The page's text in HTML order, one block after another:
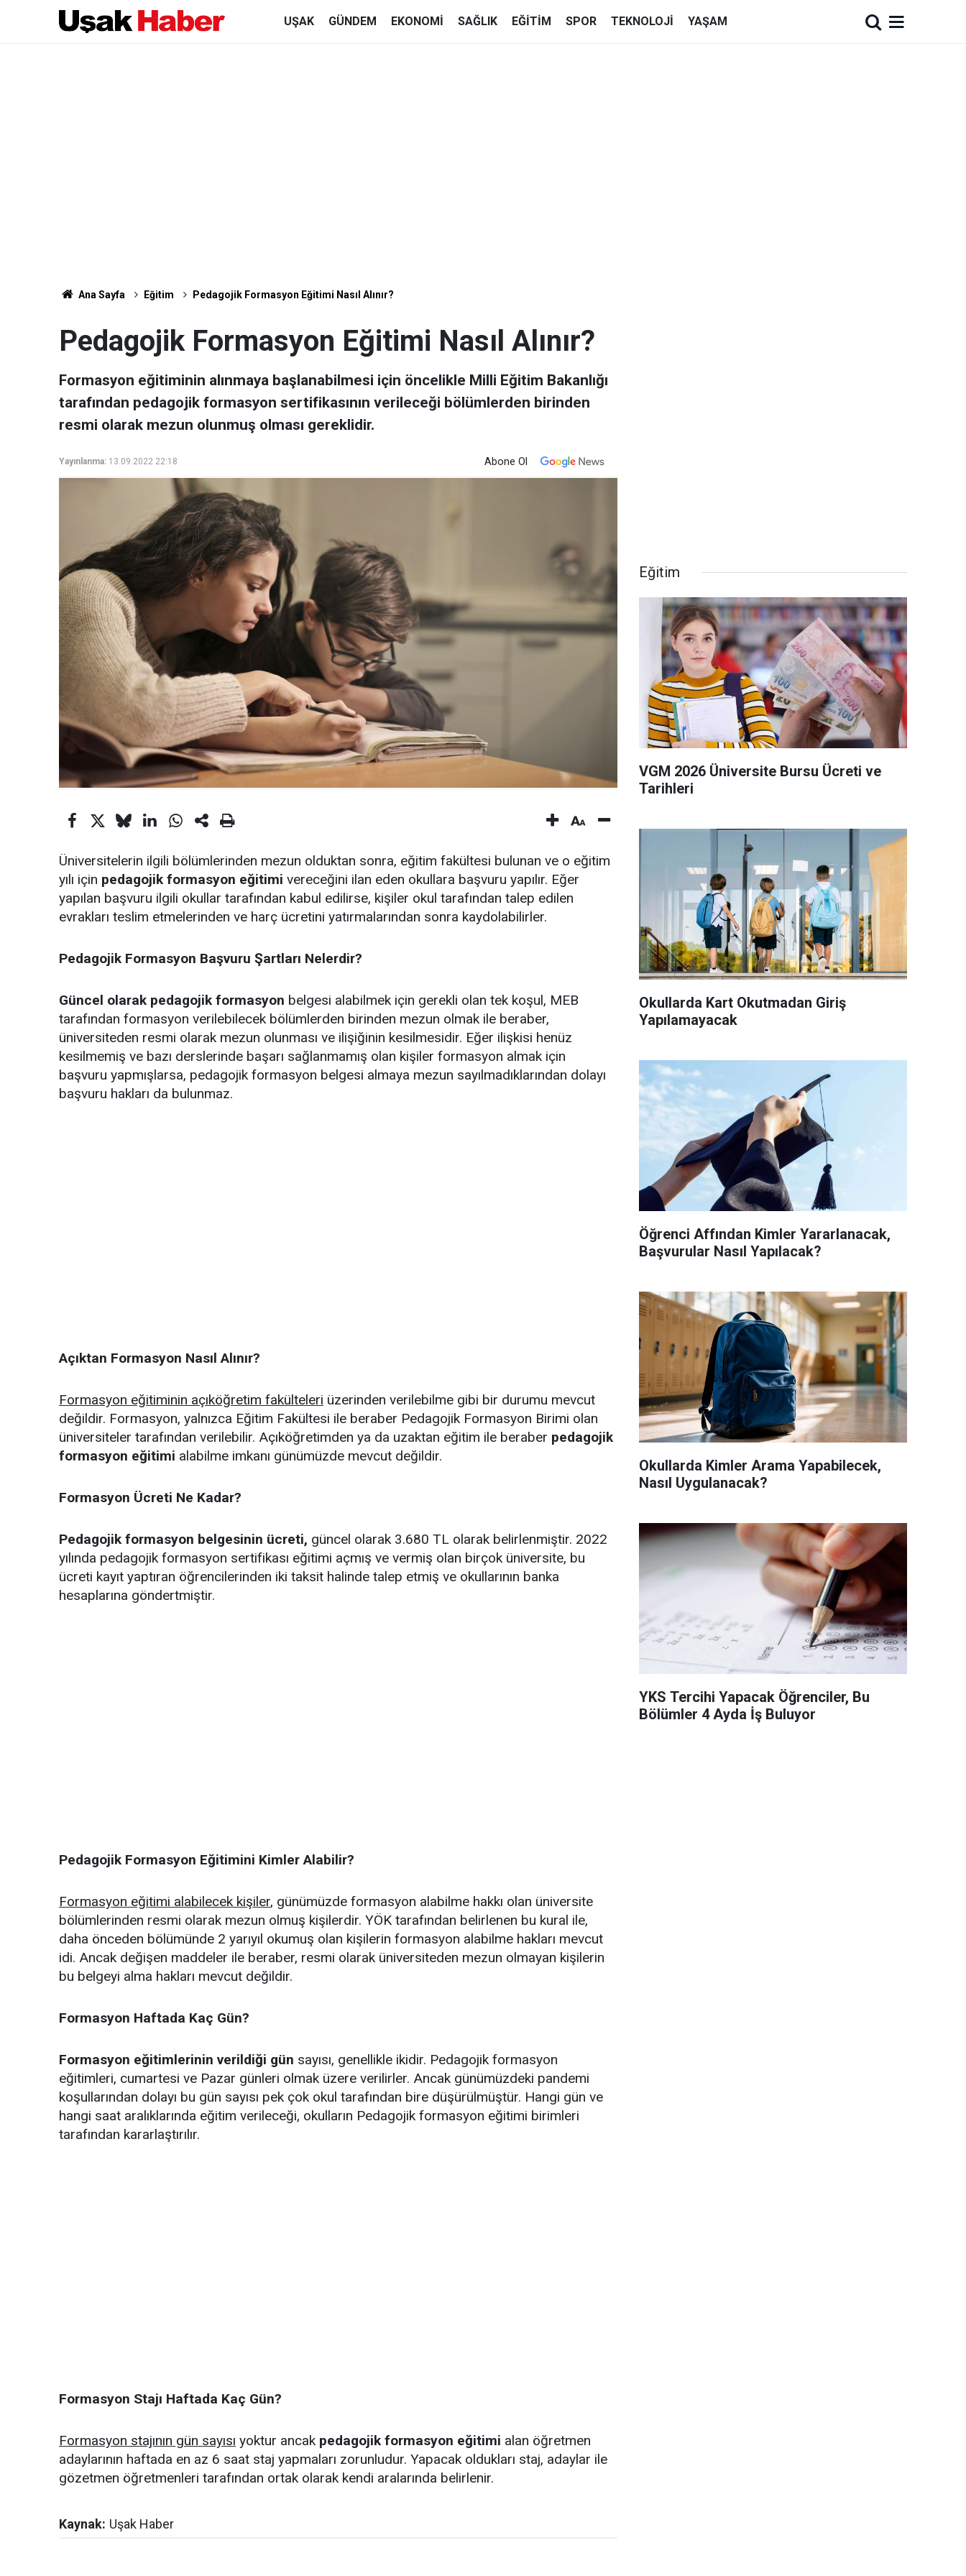
UŞAK GÜNDEM EKONOMI SAĞLIK EĞITIM SPOR TEKNOLOJI YAŞAM
Ana Sayfa Eğitim Pedagojik Formasyon Eğitimi Nasıl Alınır?
Pedagojik Formasyon Eğitimi Nasıl Alınır?
Formasyon eğitiminin alınmaya başlanabilmesi için öncelikle Milli Eğitim Bakanlığı
tarafından pedagojik formasyon sertifikasının verileceği bölümlerden birinden
resmi olarak mezun olunmuş olması gereklidir.
Yayınlanma: 13.09.2022 22:18 Abone Ol
Üniversitelerin ilgili bölümlerinden mezun olduktan sonra, eğitim fakültesi bulunan ve o eğitim
yılı için pedagojik formasyon eğitimi vereceğini ilan eden okullara başvuru yapılır. Eğer
yapılan başvuru ilgili okullar tarafından kabul edilirse, kişiler okul tarafından talep edilen
evrakları teslim etmelerinden ve harç ücretini yatırmalarından sonra kaydolabilirler.
Pedagojik Formasyon Başvuru Şartları Nelerdir?
Güncel olarak pedagojik formasyon belgesi alabilmek için gerekli olan tek koşul, MEB
tarafından formasyon verilebilecek bölümlerden birinden mezun olmak ile beraber,
üniversiteden resmi olarak mezun olunması ve ilişiğinin kesilmesidir. Eğer ilişkisi henüz
kesilmemiş ve bazı derslerinde başarı sağlanmamış olan kişiler formasyon almak için
başvuru yapmışlarsa, pedagojik formasyon belgesi almaya mezun sayılmadıklarından dolayı
başvuru hakları da bulunmaz.
Açıktan Formasyon Nasıl Alınır?
Formasyon eğitiminin açıköğretim fakülteleri üzerinden verilebilme gibi bir durumu mevcut
değildir. Formasyon, yalnızca Eğitim Fakültesi ile beraber Pedagojik Formasyon Birimi olan
üniversiteler tarafından verilebilir. Açıköğretimden ya da uzaktan eğitim ile beraber pedagojik
formasyon eğitimi alabilme imkanı günümüzde mevcut değildir.
Formasyon Ücreti Ne Kadar?
Pedagojik formasyon belgesinin ücreti, güncel olarak 3.680 TL olarak belirlenmiştir. 2022
yılında pedagojik formasyon sertifikası eğitimi açmış ve vermiş olan birçok üniversite, bu
ücreti kayıt yaptıran öğrencilerinden iki taksit halinde talep etmiş ve okullarının banka
hesaplarına göndertmiştir.
Pedagojik Formasyon Eğitimini Kimler Alabilir?
Formasyon eğitimi alabilecek kişiler, günümüzde formasyon alabilme hakkı olan üniversite
bölümlerinden resmi olarak mezun olmuş kişilerdir. YÖK tarafından belirlenen bu kural ile,
daha önceden bölümünde 2 yarıyıl okumuş olan kişilerin formasyon alabilme hakları mevcut
idi. Ancak değişen maddeler ile beraber, resmi olarak üniversiteden mezun olmayan kişilerin
bu belgeyi alma hakları mevcut değildir.
Formasyon Haftada Kaç Gün?
Formasyon eğitimlerinin verildiği gün sayısı, genellikle ikidir. Pedagojik formasyon
eğitimleri, cumartesi ve Pazar günleri olmak üzere verilirler. Ancak günümüzdeki pandemi
koşullarından dolayı bu gün sayısı pek çok okul tarafından bire düşürülmüştür. Hangi gün ve
hangi saat aralıklarında eğitim verileceği, okulların Pedagojik formasyon eğitimi birimleri
tarafından kararlaştırılır.
Formasyon Stajı Haftada Kaç Gün?
Formasyon stajının gün sayısı yoktur ancak pedagojik formasyon eğitimi alan öğretmen
adaylarının haftada en az 6 saat staj yapmaları zorunludur. Yapacak oldukları staj, adaylar ile
gözetmen öğretmenleri tarafından ortak olarak kendi aralarında belirlenir.
Kaynak: Uşak Haber
Eğitim
VGM 2026 Üniversite Bursu Ücreti ve
Tarihleri
Okullarda Kart Okutmadan Giriş
Yapılamayacak
Öğrenci Affından Kimler Yararlanacak,
Başvurular Nasıl Yapılacak?
Okullarda Kimler Arama Yapabilecek,
Nasıl Uygulanacak?
YKS Tercihi Yapacak Öğrenciler, Bu
Bölümler 4 Ayda İş Buluyor